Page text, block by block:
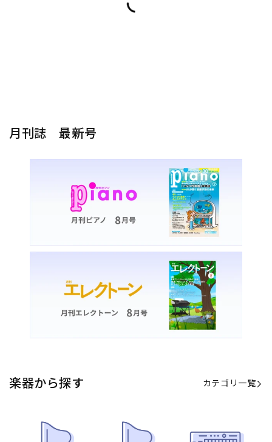
月刊誌 最新号
楽器から探す カテゴリ一覧